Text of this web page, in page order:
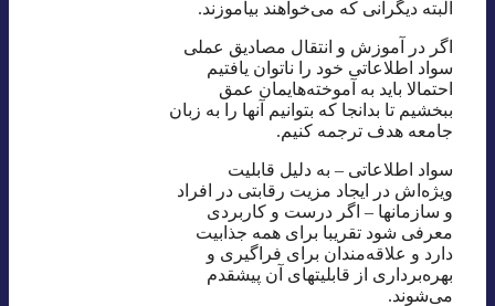
البته دیگرانی که می‌خواهند بیاموزند.
اگر در آموزش و انتقال مصادیق عملی
سواد اطلاعاتی خود را ناتوان یافتیم
احتمالا باید به آموخته‌هایمان عمق
ببخشیم تا بدانجا که بتوانیم آنها را به زبان
جامعه هدف ترجمه کنیم.
سواد اطلاعاتی – به دلیل قابلیت
ویژه‌اش در ایجاد مزیت رقابتی در افراد
و سازمانها – اگر درست و کاربردی
معرفی شود تقریبا برای همه جذابیت
دارد و علاقه‌مندان برای فراگیری و
بهره‌برداری از قابلیتهای آن پیشقدم
می‌شوند.